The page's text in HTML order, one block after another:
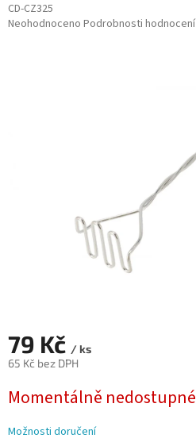
CD-CZ325
Průměrné
Neohodnoceno Podrobnosti hodnocení
79 Kč / ks
65 Kč bez DPH
cena:
Momentálně nedostupné
Možnosti doručení